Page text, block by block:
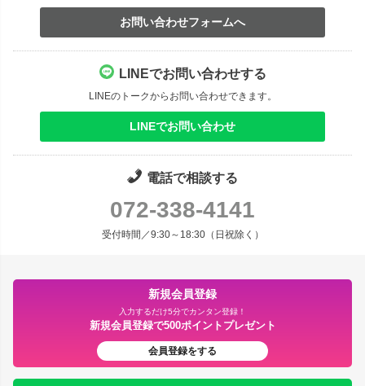
お問い合わせフォームへ
LINEでお問い合わせする
LINEのトークからお問い合わせできます。
LINEでお問い合わせ
電話で相談する
072-338-4141
受付時間／9:30～18:30（日祝除く）
新規会員登録
入力するだけ5分でカンタン登録！
新規会員登録で500ポイントプレゼント
会員登録をする